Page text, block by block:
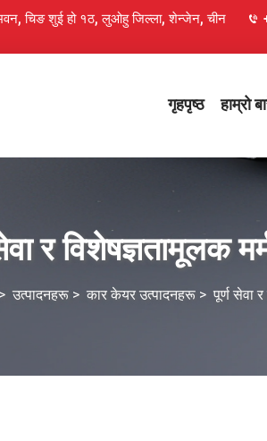
चिङ शुई हो १ठ, लुओहु जिल्ला, शेन्जेन, चीन
गृहपृष्ठ हाम्रो
र विशेषज्ञतामूलक
> उत्पादनहरू > कार केयर उत्पादनहरू > पूर्ण सेवा